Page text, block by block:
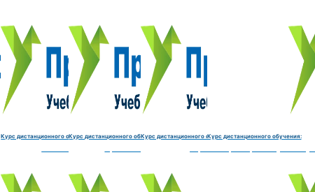
Курс обучения:
Электромеханик по ремонту и обслуживанию
9800 руб.
Курс обучения:
Чистильщик металла, отливок, изделий и
9800 руб.
Курс дистанционного обучения:
Штамповщик-180 часов
9800 руб.
Курс дистанционного обучения:
Курс
Курс дистанционного обучения:Курс дистанционного обучения: